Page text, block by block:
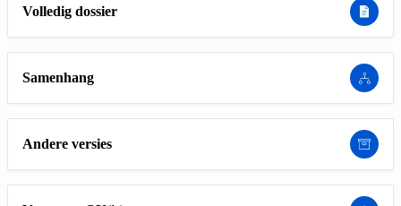
Volledig dossier
Samenhang
Andere versies